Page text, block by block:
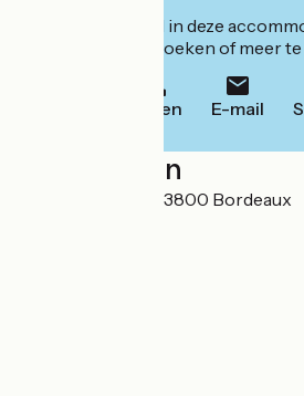
Geïnteresseerd in deze
website om te boeken of meer
Bellen E-mail
Localisation
22 cours Barbey 33800 Bordeaux